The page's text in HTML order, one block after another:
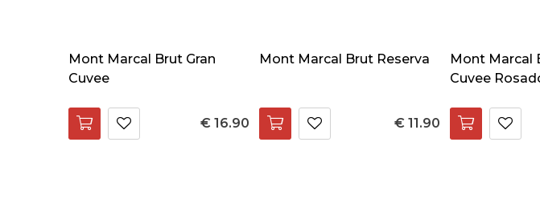
Mont Marcal Brut Gran
Cuvee
€ 16.90
Mont Marcal Brut Reserva
€ 11.90
Mont Marcal
Cuvee